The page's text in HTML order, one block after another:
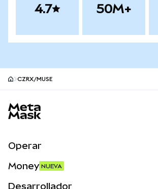
4.7 50M+
CZRX/MUSE
Operar
Money NUEVA
Desarrollador